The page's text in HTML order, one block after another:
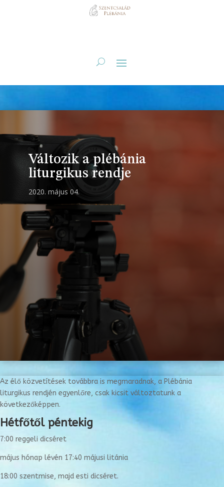
Változik a plébánia
liturgikus rendje
2020. május 04.
Az élő közvetítések továbbra is megmaradnak, a Plébánia
liturgikus rendjén egyenlőre, csak kicsit változtatunk a
következőképpen.
Hétfőtől péntekig
7:00 reggeli dicséret
május hónap lévén 17:40 májusi litánia
18:00 szentmise, majd esti dicséret.